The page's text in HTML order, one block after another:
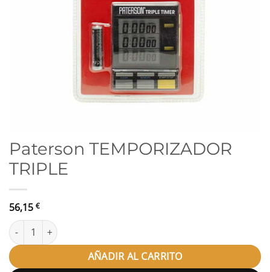
Paterson TEMPORIZADOR
TRIPLE
56,15 €
Paterson TEMPORIZADOR TRIPLE cantidad
AÑADIR AL CARRITO